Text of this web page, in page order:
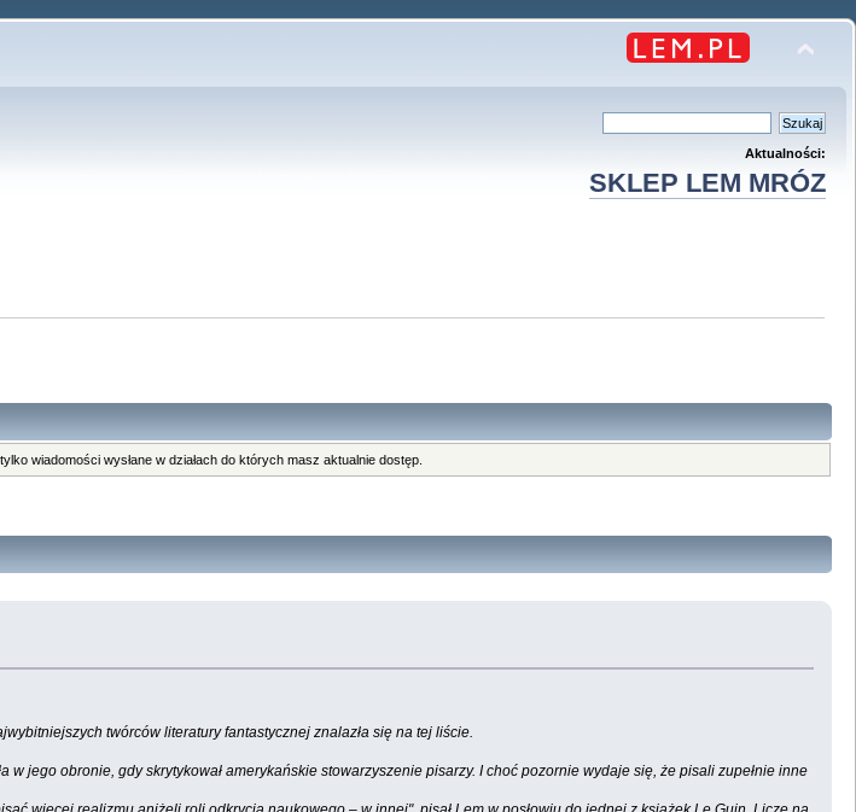
Aktualności:
SKLEP LEM MRÓZ
wiadomości wysłane w działach do których masz aktualnie dostęp.
twórców literatury fantastycznej znalazła się na tej liście.
w jego obronie, gdy skrytykował amerykańskie stowarzyszenie pisarzy. I choć pozornie wydaje się, że pisali zupełnie inne